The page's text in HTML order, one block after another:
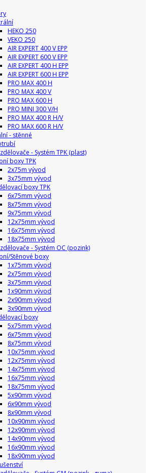
HEKO 250
VEKO 250
AIR EXPERT 400 V EPP
AIR EXPERT 600 V EPP
AIR EXPERT 400 H EPP
AIR EXPERT 600 H EPP
PRO MAX 400 H
PRO MAX 400 V
PRO MAX 600 H
PRO MINI 300 V/H
PRO MAX 400 R H/V
PRO MAX 600 R H/V
- stěnné
- Systém TPK (plast)
boxy TPK
2x75m vývod
3x75mm vývod
boxy TPK
6x75mm vývod
8x75mm vývod
9x75mm vývod
12x75mm vývod
16x75mm vývod
18x75mm vývod
- Systém OC (pozink)
Stěnové boxy
1x75mm vývod
2x75mm vývod
3x75mm vývod
1x90mm vývod
2x90mm vývod
3x90mm vývod
boxy
5x75mm vývod
6x75mm vývod
8x75mm vývod
10x75mm vývod
12x75mm vývod
14x75mm vývod
16x75mm vývod
18x75mm vývod
5x90mm vývod
6x90mm vývod
8x90mm vývod
10x90mm vývod
12x90mm vývod
14x90mm vývod
16x90mm vývod
18x90mm vývod